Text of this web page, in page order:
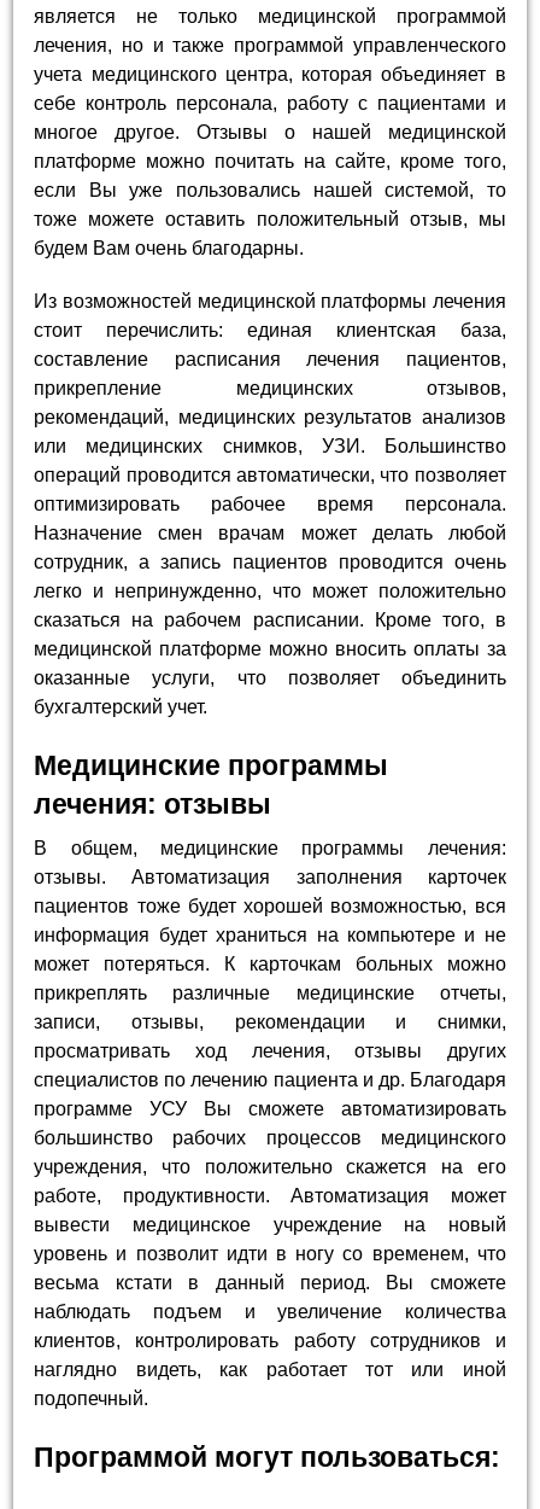
является не только медицинской программой
лечения, но и также программой управленческого
учета медицинского центра, которая объединяет в
себе контроль персонала, работу с пациентами и
многое другое. Отзывы о нашей медицинской
платформе можно почитать на сайте, кроме того,
если Вы уже пользовались нашей системой, то
тоже можете оставить положительный отзыв, мы
будем Вам очень благодарны.
Из возможностей медицинской платформы лечения
стоит перечислить: единая клиентская база,
составление расписания лечения пациентов,
прикрепление медицинских отзывов,
рекомендаций, медицинских результатов анализов
или медицинских снимков, УЗИ. Большинство
операций проводится автоматически, что позволяет
оптимизировать рабочее время персонала.
Назначение смен врачам может делать любой
сотрудник, а запись пациентов проводится очень
легко и непринужденно, что может положительно
сказаться на рабочем расписании. Кроме того, в
медицинской платформе можно вносить оплаты за
оказанные услуги, что позволяет объединить
бухгалтерский учет.
Медицинские программы
лечения: отзывы
В общем, медицинские программы лечения:
отзывы. Автоматизация заполнения карточек
пациентов тоже будет хорошей возможностью, вся
информация будет храниться на компьютере и не
может потеряться. К карточкам больных можно
прикреплять различные медицинские отчеты,
записи, отзывы, рекомендации и снимки,
просматривать ход лечения, отзывы других
специалистов по лечению пациента и др. Благодаря
программе УСУ Вы сможете автоматизировать
большинство рабочих процессов медицинского
учреждения, что положительно скажется на его
работе, продуктивности. Автоматизация может
вывести медицинское учреждение на новый
уровень и позволит идти в ногу со временем, что
весьма кстати в данный период. Вы сможете
наблюдать подъем и увеличение количества
клиентов, контролировать работу сотрудников и
наглядно видеть, как работает тот или иной
подопечный.
Программой могут пользоваться: